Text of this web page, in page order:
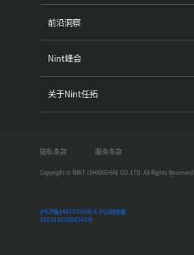
前沿洞察
Nint峰会
关于Nint任拓
Copyright © NINT (SHANGHAI) CO. LTD. All Rights Reserved .
沪ICP备14010700号-6 沪公网安备
31010102008542号
隐私条款 服务条款